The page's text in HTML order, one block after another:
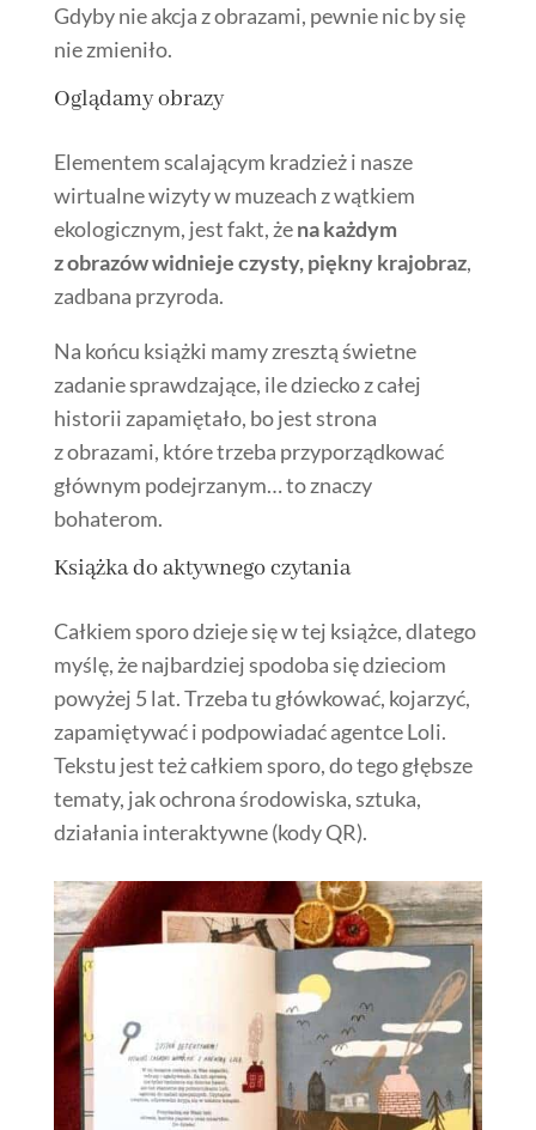
Gdyby nie akcja z obrazami, pewnie nic by się
nie zmieniło.
Oglądamy obrazy
Elementem scalającym kradzież i nasze
wirtualne wizyty w muzeach z wątkiem
ekologicznym, jest fakt, żena każdym
z obrazów widnieje czysty, piękny krajobraz,
zadbana przyroda.
Na końcu książki mamy zresztą świetne
zadanie sprawdzające, ile dziecko z całej
historii zapamiętało, bo jest strona
z obrazami, które trzeba przyporządkować
głównym podejrzanym… to znaczy
bohaterom.
Książka do aktywnego czytania
Całkiem sporo dzieje się w tej książce, dlatego
myślę, że najbardziej spodoba się dzieciom
powyżej 5 lat. Trzeba tu główkować, kojarzyć,
zapamiętywać i podpowiadać agentce Loli.
Tekstu jest też całkiem sporo, do tego głębsze
tematy, jak ochrona środowiska, sztuka,
działania interaktywne (kody QR).